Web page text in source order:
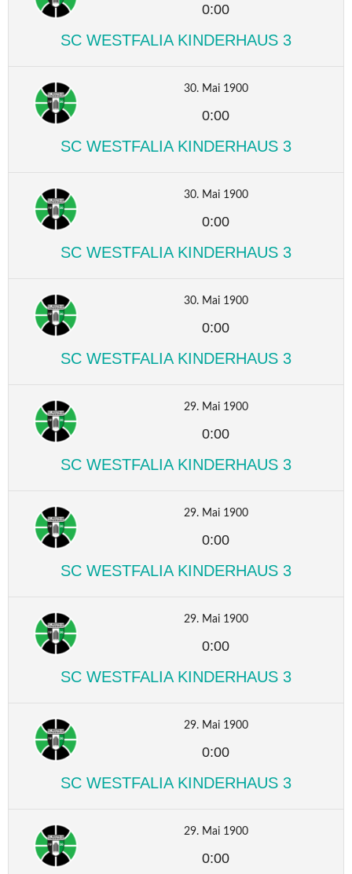
0:00
SC WESTFALIA KINDERHAUS 3
30. Mai 1900
0:00
SC WESTFALIA KINDERHAUS 3
30. Mai 1900
0:00
SC WESTFALIA KINDERHAUS 3
30. Mai 1900
0:00
SC WESTFALIA KINDERHAUS 3
29. Mai 1900
0:00
SC WESTFALIA KINDERHAUS 3
29. Mai 1900
0:00
SC WESTFALIA KINDERHAUS 3
29. Mai 1900
0:00
SC WESTFALIA KINDERHAUS 3
29. Mai 1900
0:00
SC WESTFALIA KINDERHAUS 3
29. Mai 1900
0:00